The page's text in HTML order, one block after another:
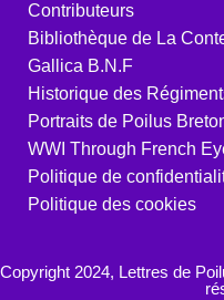
Contributeurs
Bibliothèque de La
Gallica B.N.F
Historique des
Portraits de Poilus
WWI Through French
Politique de
Politique des cookies
Copyright 2024, Lettres de